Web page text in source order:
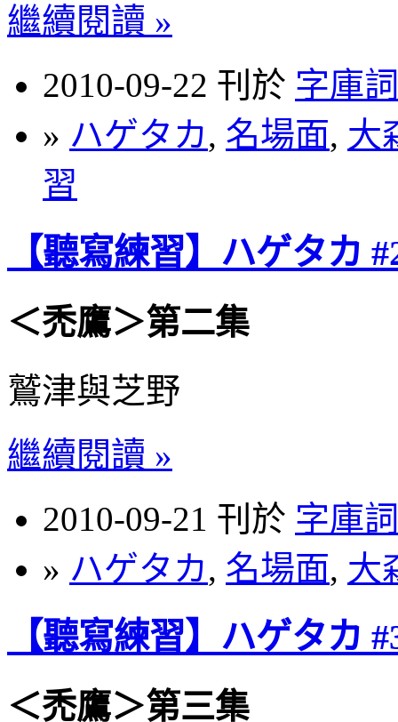
繼續閱讀 »
2010-09-22 刊於 字庫
» ハゲタカ, 名場面, 大
習
【聽寫練習】ハゲタカ
＜禿鷹＞第二集
鷲津與芝野
繼續閱讀 »
2010-09-21 刊於 字庫
» ハゲタカ, 名場面, 大
【聽寫練習】ハゲタカ
＜禿鷹＞第三集